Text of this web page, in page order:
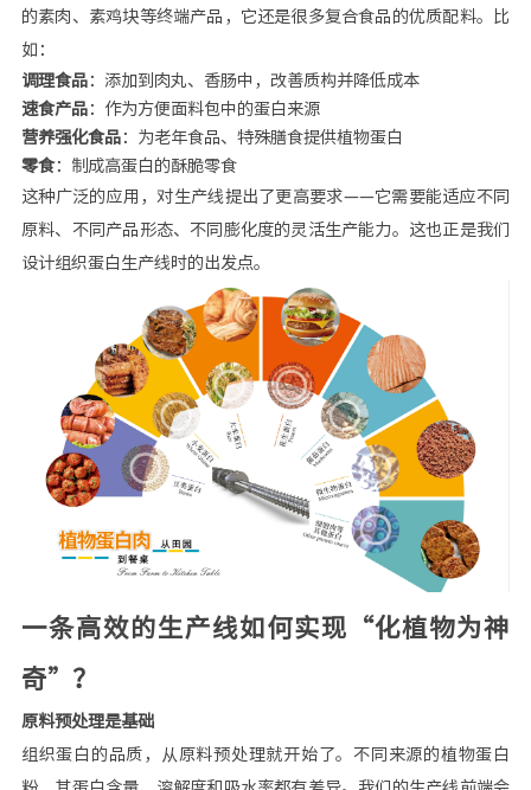
的素肉、素鸡块等终端产品，它还是很多复合食品的优质配料。比
如：
调理食品 ：添加到肉丸、香肠中，改善质构并降低成本
速食产品 ：作为方便面料包中的蛋白来源
营养强化食品 ：为老年食品、特殊膳食提供植物蛋白
零食：制成高蛋白的酥脆零食
这种广泛的应用，对生产线提出了更高要求——它需要能适应不同
原料、不同产品形态、不同膨化度的灵活生产能力。这也正是我们
设计组织蛋白生产线时的出发点。
一条高效的生产线如何实现“化植物为神
奇”？
原料预处理是基础
组织蛋白的品质，从原料预处理就开始了。不同来源的植物蛋白